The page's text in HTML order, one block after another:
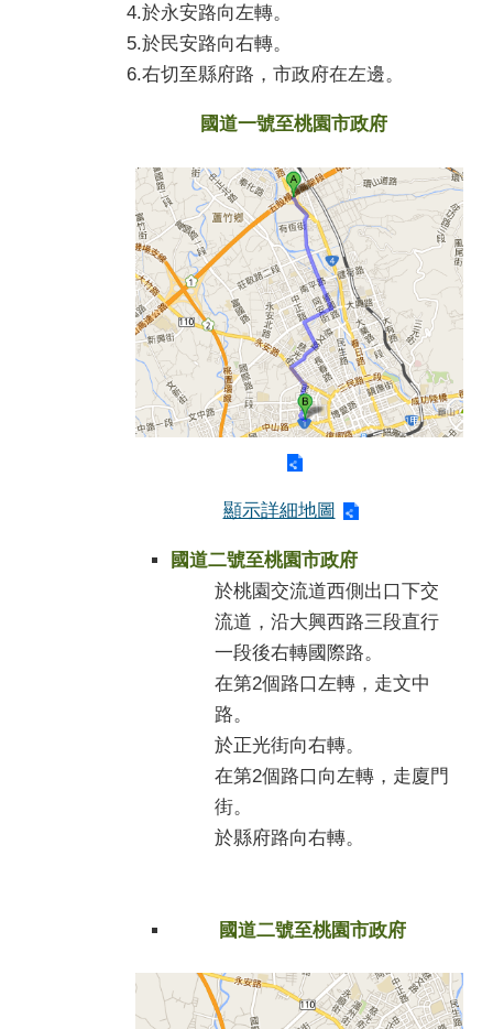
4.於永安路向左轉。
5.於民安路向右轉。
6.右切至縣府路，市政府在左邊。
國道一號至桃園市政府
顯示詳細地圖
國道二號至桃園市政府
於桃園交流道西側出口下交
流道，沿大興西路三段直行
一段後右轉國際路。
在第2個路口左轉，走文中
路。
於正光街向右轉。
在第2個路口向左轉，走廈門
街。
於縣府路向右轉。
國道二號至桃園市政府